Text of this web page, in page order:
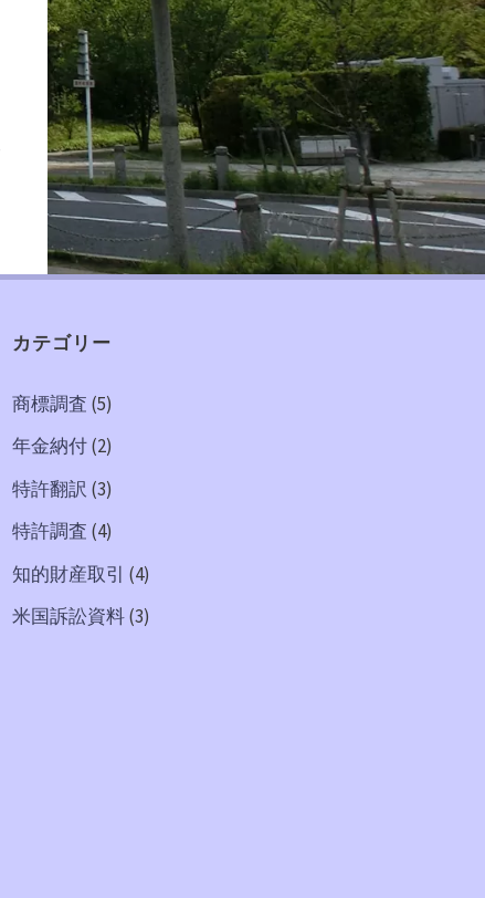
カテゴリー
商標調査 (5)
年金納付(2)
特許翻訳 (3)
特許調査 (4)
知的財産取引 (4)
米国訴訟資料(3)